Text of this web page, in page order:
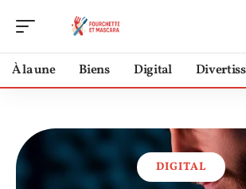
À la une Biens Digital
DIGITAL